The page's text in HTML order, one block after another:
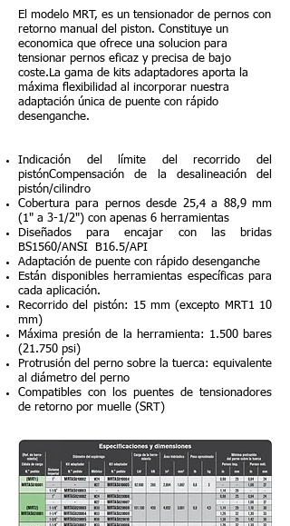
El modelo MRT, es un tensionador de pernos con
retorno manual del piston. Constituye un
economica que ofrece una solucion para
tensionar pernos eficaz y precisa de bajo
coste.La gama de kits adaptadores aporta la
máxima flexibilidad al incorporar nuestra
adaptación única de puente con rápido
desenganche.
Indicación del límite del recorrido del
pistónCompensación de la desalineación del
pistón/cilindro
Cobertura para pernos desde 25,4 a 88,9 mm
(1" a 3-1/2") con apenas 6 herramientas
Diseñados para encajar con las bridas
BS1560/ANSI B16.5/API
Adaptación de puente con rápido desenganche
Están disponibles herramientas específicas para
cada aplicación.
Recorrido del pistón: 15 mm (excepto MRT1 10
mm)
Máxima presión de la herramienta: 1.500 bares
(21.750 psi)
Protrusión del perno sobre la tuerca: equivalente
al diámetro del perno
Compatibles con los puentes de tensionadores
de retorno por muelle (SRT)